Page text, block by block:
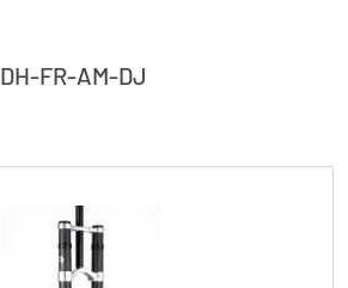
DH-FR-AM-DJ